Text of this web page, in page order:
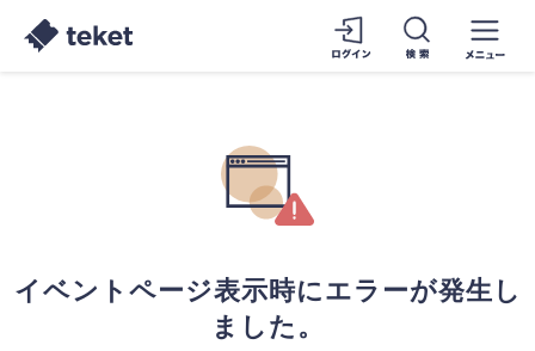
イベントページ表示時にエラーが発生し
ました。